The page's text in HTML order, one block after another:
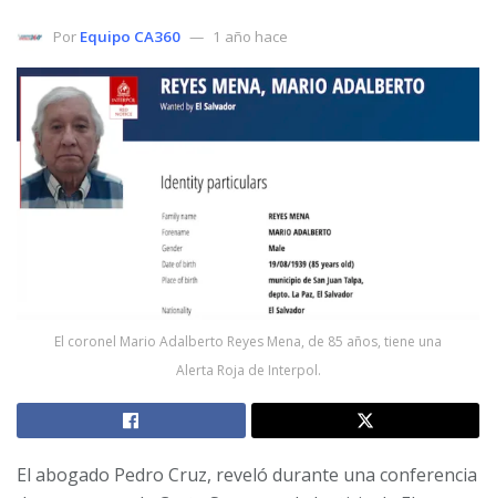
Por Equipo CA360 1 año hace
El coronel Mario Adalberto Reyes Mena, de 85 años, tiene una
Alerta Roja de Interpol.
El abogado Pedro Cruz, reveló durante una conferencia